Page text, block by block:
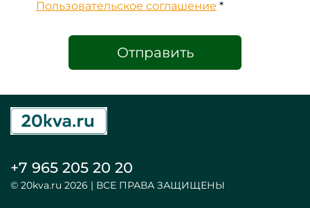
Пользовательское соглашение *
Отправить
+7 965 205 20 20
© 20kva.ru 2026 | ВСЕ ПРАВА ЗАЩИЩЕНЫ